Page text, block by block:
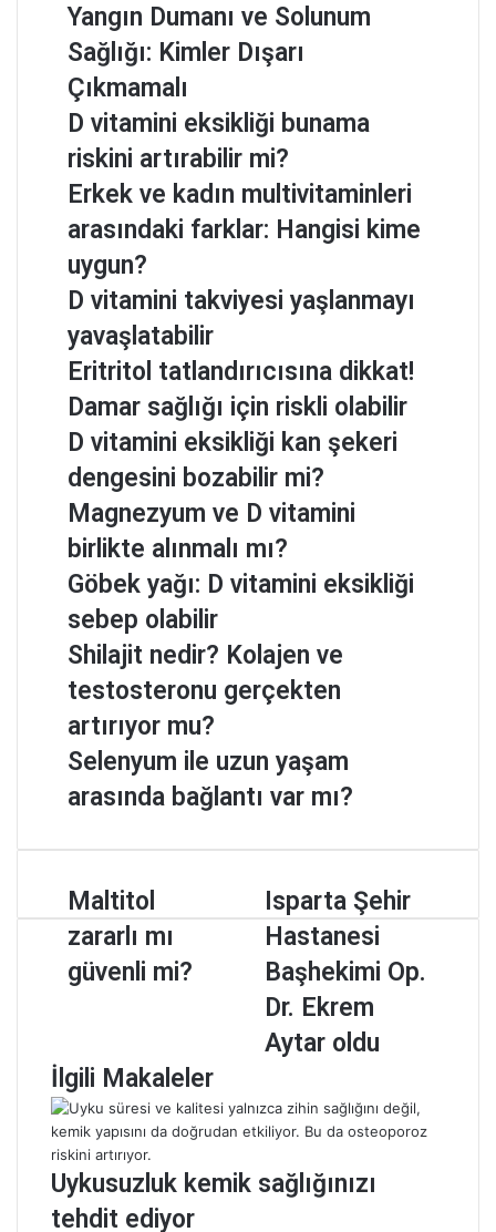
Yangın Dumanı ve Solunum
Sağlığı: Kimler Dışarı
Çıkmamalı
D vitamini eksikliği bunama
riskini artırabilir mi?
Erkek ve kadın multivitaminleri
arasındaki farklar: Hangisi kime
uygun?
D vitamini takviyesi yaşlanmayı
yavaşlatabilir
Eritritol tatlandırıcısına dikkat!
Damar sağlığı için riskli olabilir
D vitamini eksikliği kan şekeri
dengesini bozabilir mi?
Magnezyum ve D vitamini
birlikte alınmalı mı?
Göbek yağı: D vitamini eksikliği
sebep olabilir
Shilajit nedir? Kolajen ve
testosteronu gerçekten
artırıyor mu?
Selenyum ile uzun yaşam
arasında bağlantı var mı?
M
a
l
t
i
z
a
r
a
r
l
ı
Maltitol
zararlı mı
güvenli mi?
I
s
p
a
a
h
i
H
a
Isparta Şehir
Hastanesi
Başhekimi Op.
Dr. Ekrem
Aytar oldu
İlgili Makaleler
Uykusuzluk kemik sağlığınızı
tehdit ediyor